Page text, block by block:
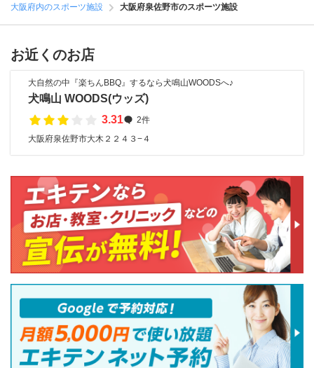
大阪府内のスポーツ施設
大阪府泉佐野市のスポーツ施設
お近くのお店
大自然の中『楽ちんBBQ』するなら犬鳴山WOODSへ♪
犬鳴山 WOODS(ウッズ)
3.31
2件
大阪府泉佐野市大木２２４３−４